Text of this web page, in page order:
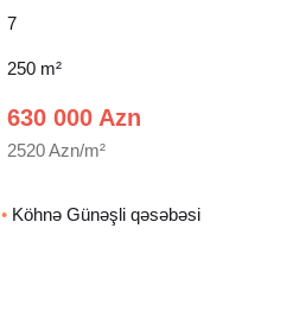
7
250 m²
630 000 Azn
2520 Azn/m²
• Köhnə Günəşli qəsəbəsi